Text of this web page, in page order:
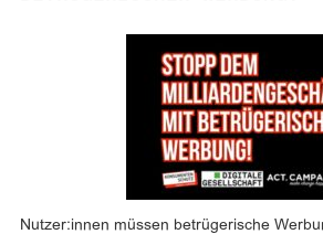
Nutzer:innen müssen betrügerische